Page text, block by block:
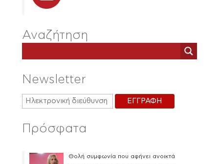
Αναζήτηση
Newsletter
Πρόσφατα
Θολή συμφωνία που αφήνει ανοικτά